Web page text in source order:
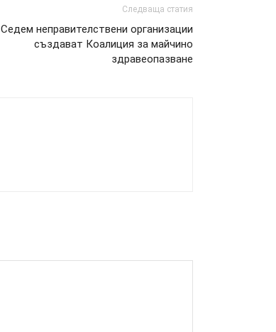
Следваща статия
Седем неправителствени организации
създават Коалиция за майчино
здравеопазване